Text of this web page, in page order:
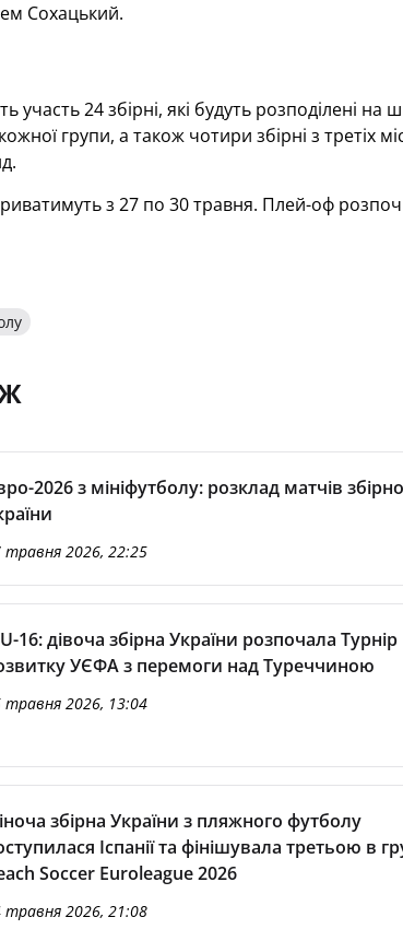
Сохацький.
участь 24 збірні, які будуть
групи, а також чотири збірні з
з 27 по 30 травня. Плей-оф
2026 з мініфутболу: розклад матчів
травня 2026, 22:25
16: дівоча збірна України розпочала Турнір
УЄФА з перемоги над Туреччиною
травня 2026, 13:04
збірна України з пляжного футболу
Іспанії та фінішувала третьою в
Soccer Euroleague 2026
травня 2026, 21:08